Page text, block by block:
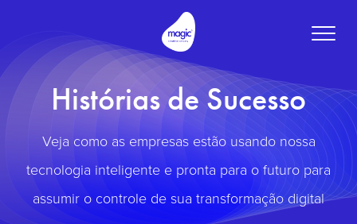
Toggle
Histórias de Sucesso
Veja como as empresas estão usando nossa
tecnologia inteligente e pronta para o futuro para
assumir o controle de sua transformação digital